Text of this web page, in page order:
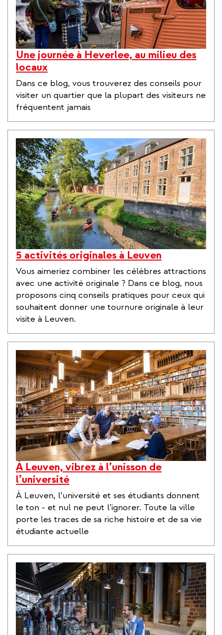
Une journée à Heverlee, au milieu des
locaux
Dans ce blog, vous trouverez des conseils pour
visiter un quartier que la plupart des visiteurs ne
fréquentent jamais
5 activités originales à Leuven
Vous aimeriez combiner les célèbres attractions
avec une activité originale ? Dans ce blog, nous
proposons cinq conseils pratiques pour ceux qui
souhaitent donner une tournure originale à leur
visite à Leuven.
À Leuven, vibrez à l’unisson de
l’université
À Leuven, l’université et ses étudiants donnent
le ton - et nul ne peut l’ignorer. Toute la ville
porte les traces de sa riche histoire et de sa vie
étudiante actuelle